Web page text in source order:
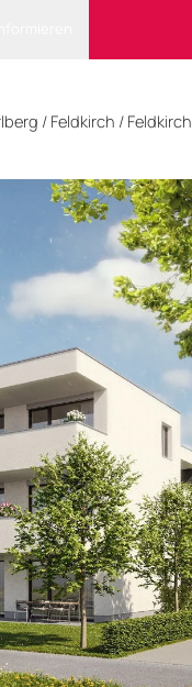
/ Feldkirch / Feldkirch